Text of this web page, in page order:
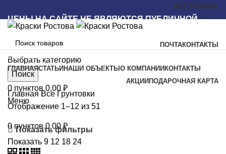
ВСЕ ТОВАРЫ
ЦЕНЫ НА САЙТЕ НЕ ЯВЛЯЮТСЯ ПУБЛИЧНОЙ
ОФЕРТОЙ
ПОЧТАКОНТАКТЫ
Выбрать категорию
Поиск
0 пунктов 0,00 ₽
Меню
0 пунктов 0,00₽
Наш каталог
ГЛАВНАЯСТАТЬИ НАШИ ОБЪЕКТЫ О КОМПАНИИ КОНТАКТЫ
АКЦИИ ПОДАРОЧНАЯ КАРТА
ГлавнаяВсе Грунтовки
Отображение 1–12 из 51
Показать фильтры
Показать 9 12 18 24